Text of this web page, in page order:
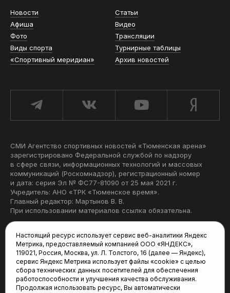
Новости
Статьи
Афиша
Видео
Фото
Трансляции
Виды спорта
Турнирные таблицы
«Спортивный меридиан»
Архив новостей
СМИ Агентство спортивных новостей «Тюменская арена»
зарегистрировано Федеральной службой по надзору
в сфере связи, информационных технологий и массовых
коммуникаций (Роскомнадзор), регистрационный номер
и дата: серия Эл № ФС77-81090 от 25 мая 2021 г.
Учредитель: АНО «ТРК «Тюменское время».
Главный редактор: Мартынов В. В.
При использовании материалов ссылка обязательна.
Редакция:
625035, Тюмень, пр. Геологоразведчиков, 28А
(3452) 68-22-28
tum-arena@mail.ru
Настоящий ресурс использует сервис веб-аналитики Яндекс
Метрика, предоставляемый компанией ООО «ЯНДЕКС»,
119021, Россия, Москва, ул. Л. Толстого, 16 (далее — Яндекс),
сервис Яндекс Метрика использует файлы «cookie» с целью
сбора технических данных посетителей для обеспечения
работоспособности и улучшения качества обслуживания.
Продолжая использовать ресурс, Вы автоматически